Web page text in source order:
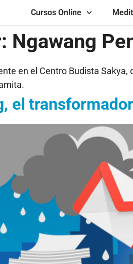
Cursos Online
Ngawang
en el Centro Budista
el